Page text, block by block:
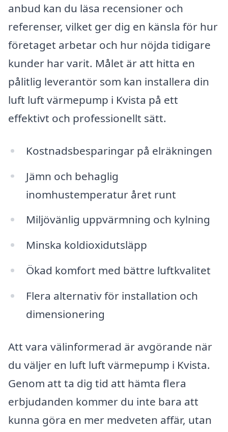
anbud kan du läsa recensioner och
referenser, vilket ger dig en känsla för hur
företaget arbetar och hur nöjda tidigare
kunder har varit. Målet är att hitta en
pålitlig leverantör som kan installera din
luft luft värmepump i Kvista på ett
effektivt och professionellt sätt.
Kostnadsbesparingar på elräkningen
Jämn och behaglig
inomhustemperatur året runt
Miljövänlig uppvärmning och kylning
Minska koldioxidutsläpp
Ökad komfort med bättre luftkvalitet
Flera alternativ för installation och
dimensionering
Att vara välinformerad är avgörande när
du väljer en luft luft värmepump i Kvista.
Genom att ta dig tid att hämta flera
erbjudanden kommer du inte bara att
kunna göra en mer medveten affär, utan